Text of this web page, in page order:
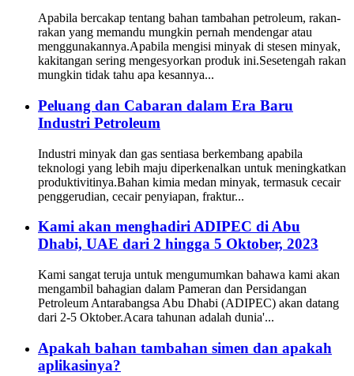
Apabila bercakap tentang bahan tambahan petroleum, rakan-
rakan yang memandu mungkin pernah mendengar atau
menggunakannya.Apabila mengisi minyak di stesen minyak,
kakitangan sering mengesyorkan produk ini.Sesetengah rakan
mungkin tidak tahu apa kesannya...
Peluang dan Cabaran dalam Era Baru
Industri Petroleum
Industri minyak dan gas sentiasa berkembang apabila
teknologi yang lebih maju diperkenalkan untuk meningkatkan
produktivitinya.Bahan kimia medan minyak, termasuk cecair
penggerudian, cecair penyiapan, fraktur...
Kami akan menghadiri ADIPEC di Abu
Dhabi, UAE dari 2 hingga 5 Oktober, 2023
Kami sangat teruja untuk mengumumkan bahawa kami akan
mengambil bahagian dalam Pameran dan Persidangan
Petroleum Antarabangsa Abu Dhabi (ADIPEC) akan datang
dari 2-5 Oktober.Acara tahunan adalah dunia'...
Apakah bahan tambahan simen dan apakah
aplikasinya?